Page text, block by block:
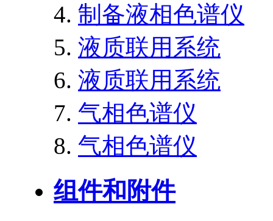
制备液相色谱仪
液质联用系统
液质联用系统
气相色谱仪
气相色谱仪
组件和附件